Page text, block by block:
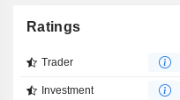
beim
Kursziel
+10,18 %
Ratings
Trader
Investment